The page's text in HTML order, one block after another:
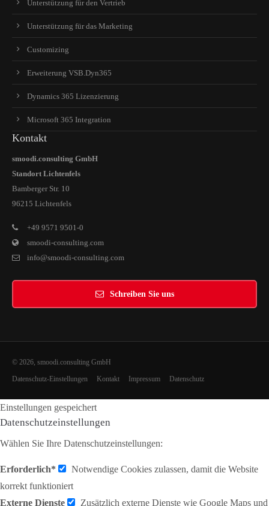
Unterstützung für den Vertrieb
Unterstützung für das Marketing
Customizing
Erweiterung VSB.Dyn365
Dynamics 365 Lizenzierung
Microsoft 365 Integration
Kontakt
smoodi.consulting GmbH
Standort Lichtenfels
Bamberger Str. 10
96215 Lichtenfels
+49 9571 9501-0
smoodi-consulting.com
info@smoodi-consulting.com
Schreiben Sie uns
© 2026, smoodi.consulting GmbH
Datenschutz-Einstellungen
Kontakt Impressum Datenschutz
Einstellungen gespeichert
Datenschutzeinstellungen
Wählen Sie Ihre Datenschutzeinstellungen:
Erforderlich*
Notwendige Cookies zulassen, damit die Website
korrekt funktioniert
Externe Dienste
Zusätzlich externe Dienste wie Google Maps und